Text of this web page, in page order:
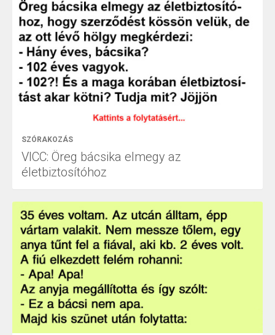
SZÓRAKOZÁS
VICC: Öreg bácsika elmegy az
életbiztosítóhoz